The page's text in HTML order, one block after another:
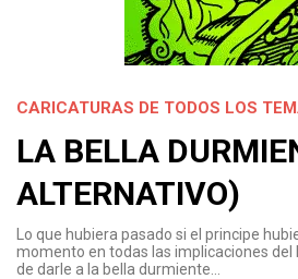
CARICATURAS DE TODOS LOS
LA BELLA
ALTERNATIVO)
Lo que hubiera pasado si el principe
momento en todas las implicaciones del
de darle a la bella durmiente…